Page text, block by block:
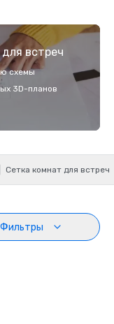
встреч
схемы
3D-планов
Сетка комнат для встреч
Фильтры